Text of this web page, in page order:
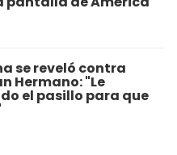
se reveló contra
Hermano: "Le
el pasillo para que